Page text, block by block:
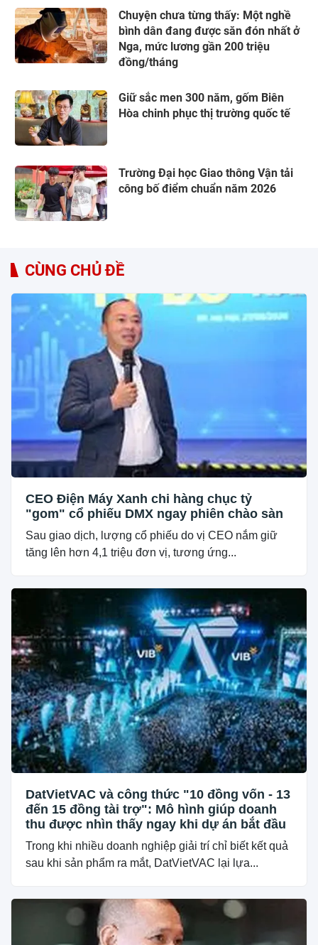
Chuyện chưa từng thấy: Một nghề
bình dân đang được săn đón nhất ở
Nga, mức lương gần 200 triệu
đồng/tháng
Giữ sắc men 300 năm, gốm Biên
Hòa chinh phục thị trường quốc tế
Trường Đại học Giao thông Vận tải
công bố điểm chuẩn năm 2026
CÙNG CHỦ ĐỀ
CEO Điện Máy Xanh chi hàng chục tỷ
"gom" cổ phiếu DMX ngay phiên chào sàn
Sau giao dịch, lượng cổ phiếu do vị CEO nắm giữ
tăng lên hơn 4,1 triệu đơn vị, tương ứng...
DatVietVAC và công thức "10 đồng vốn - 13
đến 15 đồng tài trợ": Mô hình giúp doanh
thu được nhìn thấy ngay khi dự án bắt đầu
Trong khi nhiều doanh nghiệp giải trí chỉ biết kết quả
sau khi sản phẩm ra mắt, DatVietVAC lại lựa...